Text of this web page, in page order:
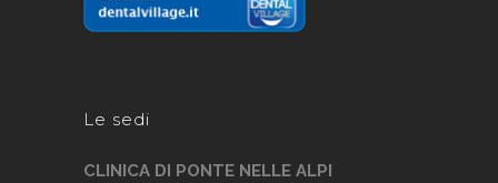
Le sedi
CLINICA DI PONTE NELLE ALPI